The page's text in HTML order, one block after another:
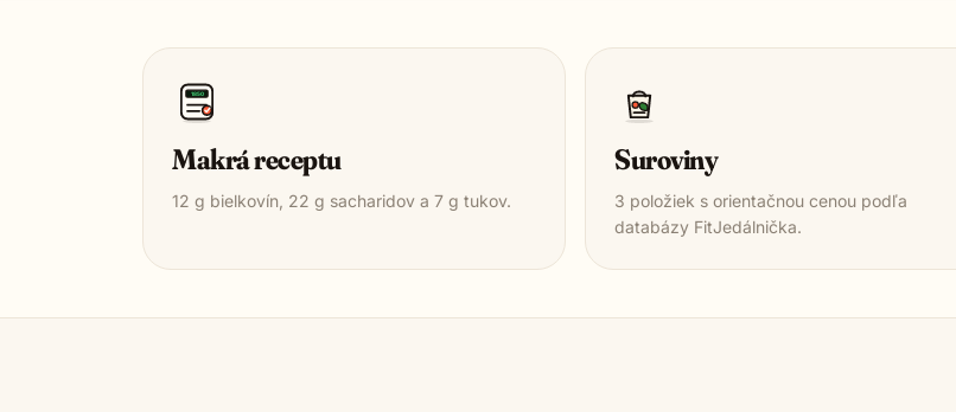
1850
Makrá receptu
12 g bielkovín, 22 g sacharidov a 7 g tukov.
Suroviny
3 položiek s orientačnou cenou podľa
databázy FitJedálnička.